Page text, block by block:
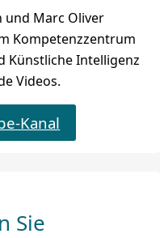
und Marc Oliver
Kompetenzzentrum
Künstliche Intelligenz
Videos.
Kanal
Sie